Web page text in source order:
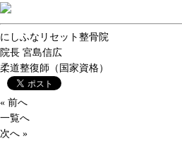
にしふなリセット整骨院
院長 宮島信広
柔道整復師（国家資格）
« 前へ
一覧へ
次へ »